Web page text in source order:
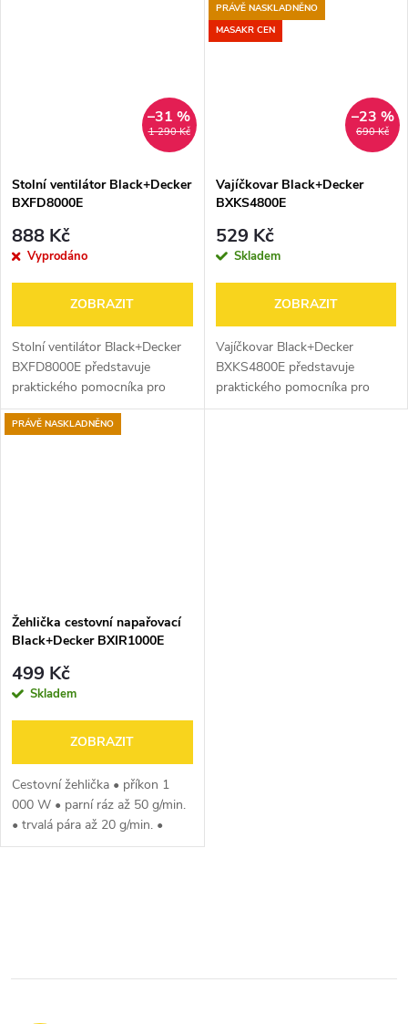
chatě. Disponuje příkonem 40
W, průměrem vrtule 40...
1 290 Kč
–31 %
Stolní ventilátor Black+Decker
BXFD8000E
888 Kč
Vyprodáno
ZOBRAZIT
Stolní ventilátor Black+Decker
BXFD8000E představuje
praktického pomocníka pro
osvěžení během horkých dnů.
Nabízí příkon 45 W, průměr 40
PRÁVĚ NASKLADNĚNO
MASAKR CEN
690 Kč
–23 %
Vajíčkovar Black+Decker
BXKS4800E
529 Kč
Skladem
ZOBRAZIT
Vajíčkovar Black+Decker
BXKS4800E představuje
praktického pomocníka pro
rychlou a pohodlnou přípravu
PRÁVĚ NASKLADNĚNO
Žehlička cestovní napařovací
Black+Decker BXIR1000E
499 Kč
Skladem
ZOBRAZIT
Cestovní žehlička • příkon 1
000 W • parní ráz až 50 g/min.
• trvalá pára až 20 g/min. •
nerezová žehlicí plocha •
l